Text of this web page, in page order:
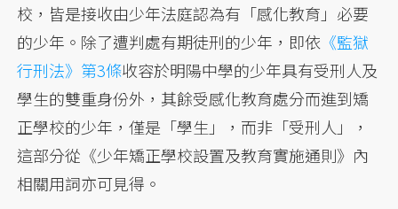
校，皆是接收由少年法庭認為有「感化教育」必要
的少年。除了遭判處有期徒刑的少年，即依 《監獄
行刑法》第3條收容於明陽中學的少年具有受刑人及
學生的雙重身份外，其餘受感化教育處分而進到矯
正學校的少年，僅是「學生」，而非「受刑人」，
這部分從《少年矯正學校設置及教育實施通則》內
相關用詞亦可見得。